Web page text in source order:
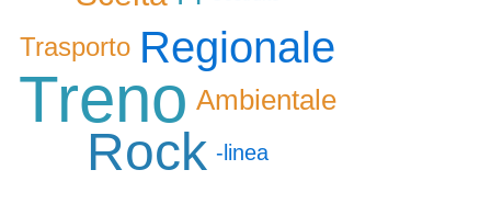
Trasporto Regionale
Treno Ambientale
Rock -linea